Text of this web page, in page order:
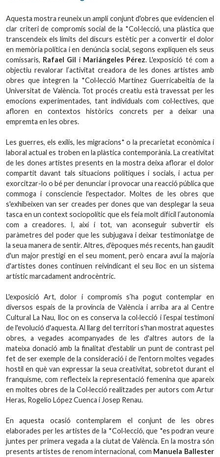
Aquesta mostra reuneix un ampli conjunt d'obres que evidencien el
clar criteri de compromís social de la *Col·lecció, una plàstica que
transcendeix els límits del discurs estètic per a convertir el dolor
en memòria política i en denúncia social, segons expliquen els seus
comissaris, Rafael Gil i Mariángeles Pérez. L'exposició té com a
objectiu revalorar l’activitat creadora de les dones artistes amb
obres que integren la *Col·lecció Martínez Guerricabeitia de la
Universitat de València. Tot procés creatiu està travessat per les
emocions experimentades, tant individuals com col·lectives, que
afloren en contextos històrics concrets per a deixar una
empremta en les obres.
Les guerres, els exilis, les migracions* o la precarietat econòmica i
laboral actual es troben en la plàstica contemporània. La creativitat
de les dones artistes presents en la mostra deixa aflorar el dolor
compartit davant tals situacions polítiques i socials, i actua per
exorcitzar-lo o bé per denunciar i provocar una reacció pública que
commoga i consciencie l'espectador. Moltes de les obres que
s'exhibeixen van ser creades per dones que van desplegar la seua
tasca en un context sociopolític que els feia molt difícil l’autonomia
com a creadores. I, així i tot, van aconseguir subvertir els
paràmetres del poder que les subjugava i deixar testimoniatge de
la seua manera de sentir. Altres, d'èpoques més recents, han gaudit
d'un major prestigi en el seu moment, però encara avui la majoria
d'artistes dones continuen reivindicant el seu lloc en un sistema
artístic marcadament androcèntric.
L'exposició Art, dolor i compromís s’ha pogut contemplar en
diversos espais de la província de València i arriba ara al Centre
Cultural La Nau, lloc on es conserva la col·lecció i l’espai testimoni
de l'evolució d'aquesta. Al llarg del territori s'han mostrat aquestes
obres, a vegades acompanyades de les d'altres autors de la
mateixa donació amb la finalitat d'establir un punt de contrast pel
fet de ser exemple de la consideració i de l'entorn moltes vegades
hostil en què van expressar la seua creativitat, sobretot durant el
franquisme, com reflecteix la representació femenina que apareix
en moltes obres de la Col·lecció realitzades per autors com Artur
Heras, Rogelio López Cuenca i Josep Renau.
En aquesta ocasió contemplarem el conjunt de les obres
elaborades per les artistes de la *Col·lecció, que *es podran veure
juntes per primera vegada a la ciutat de València. En la mostra són
presents artistes de renom internacional, com Manuela Ballester